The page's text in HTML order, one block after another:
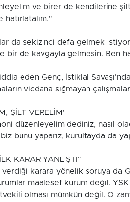
ve birer de kendilerine şilt
hatırlatalım."
da sekizinci defa gelmek
bir de kavgayla gelmesin. Ben
eden Genç, İstiklal
vicdana sığmayan
ŞİLT VERELİM"
düzenleyelim dediniz, nasıl
bunu yaparız, kurultayda da
KARAR YANLIŞTI"
verdiği karara yönelik soruya da
maalesef kurum değil. YSK
olması mümkün değil. O